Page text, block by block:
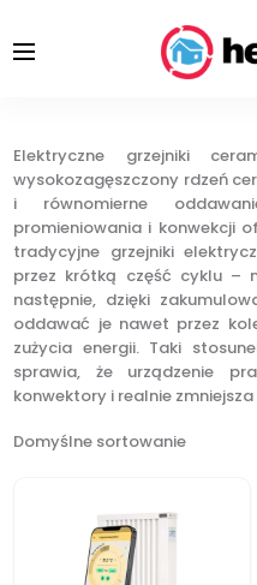
Grzejniki
Strona główna
Elektryczne grzejniki
wysokozagęszczony rdzeń
i równomierne
promieniowania i konwekcji
tradycyjne grzejniki
przez krótką część cyklu –
następnie, dzięki
oddawać je nawet przez
zużycia energii. Taki
sprawia, że urządzenie
konwektory i realnie